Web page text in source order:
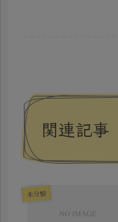
関連記事
未分類